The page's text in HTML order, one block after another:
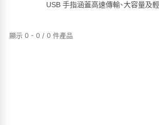
USB 手指涵蓋高速傳輸、大容量及
顯示 0 - 0 / 0 件產品